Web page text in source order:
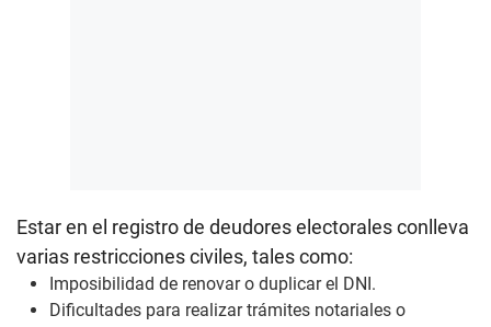
Estar en el registro de deudores electorales conlleva
varias restricciones civiles, tales como:
Imposibilidad de renovar o duplicar el DNI.
Dificultades para realizar trámites notariales o